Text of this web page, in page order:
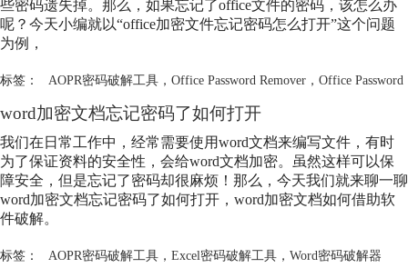
些密码遗失掉。那么，如果忘记了office文件的密码，该怎么办
呢？今天小编就以“office加密文件忘记密码怎么打开”这个问题
为例，
标签： AOPR密码破解工具， Office Password Remover， Office Password
word加密文档忘记密码了如何打开
我们在日常工作中，经常需要使用word文档来编写文件，有时
为了保证资料的安全性，会给word文档加密。虽然这样可以保
障安全，但是忘记了密码却很麻烦！那么，今天我们就来聊一聊
word加密文档忘记密码了如何打开，word加密文档如何借助软
件破解。
标签： AOPR密码破解工具， Excel密码破解工具， Word密码破解器